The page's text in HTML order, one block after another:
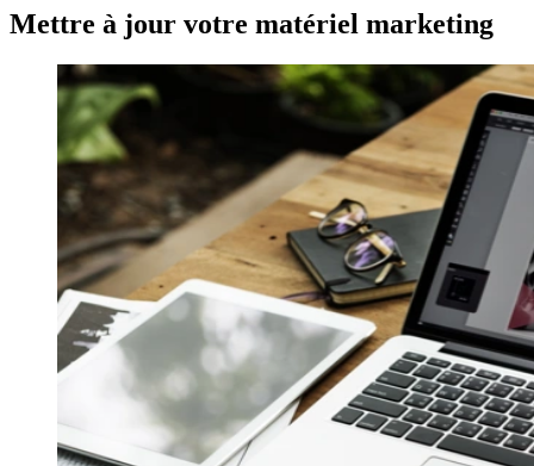
Mettre à jour votre matériel marketing